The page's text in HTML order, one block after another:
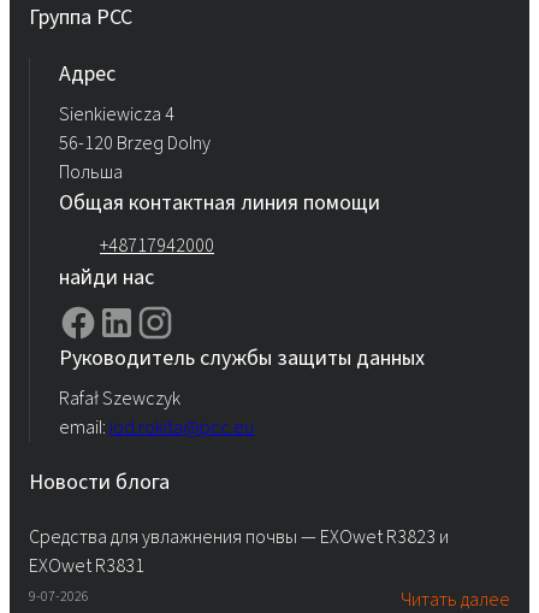
Группа PCC
Aдрес
Sienkiewicza 4
56-120 Brzeg Dolny
Польша
Общая контактная линия помощи
+48717942000
найди нас
Руководитель службы защиты данных
Rafał Szewczyk
email: iod.rokita@pcc.eu
Новости блога
Средства для увлажнения почвы — EXOwet R3823 и
EXOwet R3831
9-07-2026 Читать далее